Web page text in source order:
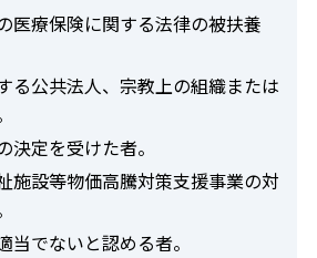
医療保険に関する法律の被扶養
る公共法人、宗教上の組織または
決定を受けた者。
施設等物価高騰対策支援事業の対
当でないと認める者。